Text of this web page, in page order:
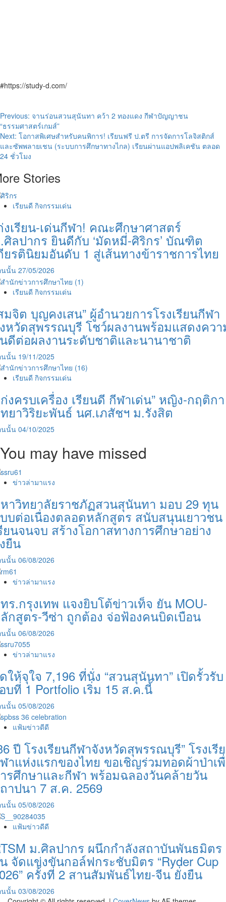
#https://study-d.com/
Post
navigation
Previous: จานร่อนสวนสุนันทา คว้า 2 ทองแดง กีฬาปัญญาชน
“ธรรมศาสตร์เกมส์”
Next: โอกาสพิเศษสำหรับคนพิการ! เรียนฟรี ป.ตรี การจัดการโลจิสติกส์
และซัพพลายเชน (ระบบการศึกษาทางไกล) เรียนผ่านแอปพลิเคชัน ตลอด
24 ชั่วโมง
Stories
เรียนดี กิจกรรมเด่น
งเรียน-เด่นกีฬา! คณะศึกษาศาสตร์
ศิลปากร ยินดีกับ ‘มัดหมี่-ศิริกร’ บัณฑิต
ยรตินิยมอันดับ 1 สู่เส้นทางข้าราชการไทย
นนั้น 27/05/2026
เรียนดี กิจกรรมเด่น
มจิต บุญคงเสน” ผู้อำนวยการโรงเรียนกีฬา
หวัดสุพรรณบุรี โชว์ผลงานพร้อมแสดงคว
ดีต่อผลงานระดับชาติและนานาชาติ
นนั้น 19/11/2025
เรียนดี กิจกรรมเด่น
ก่งครบเครื่อง เรียนดี กีฬาเด่น” หญิง-กฤติกา
ยาวิริยะพันธ์ นศ.เภสัชฯ ม.รังสิต
นนั้น 04/10/2025
You may have missed
ข่าวล่ามาแรง
าวิทยาลัยราชภัฏสวนสุนันทา มอบ 29 ทุน
บต่อเนื่องตลอดหลักสูตร สนับสนุนเยาวชน
ยนจนจบ สร้างโอกาสทางการศึกษาอย่าง
ยืน
นนั้น 06/08/2026
ข่าวล่ามาแรง
ร.กรุงเทพ แจงยิบโต้ข่าวเท็จ ยัน MOU-
กสูตร-วีซ่า ถูกต้อง จ่อฟ้องคนบิดเบือน
นนั้น 06/08/2026
ข่าวล่ามาแรง
ให้จุใจ 7,196 ที่นั่ง “สวนสุนันทา” เปิดรั้วรับ
บที่ 1 Portfolio เริ่ม 15 ส.ค.นี้
นนั้น 05/08/2026
แฟ้มข่าวดีดี
ปี โรงเรียนกีฬาจังหวัดสุพรรณบุรี” โรงเรี
าแห่งแรกของไทย ขอเชิญร่วมทอดผ้าป่าเ
รศึกษาและกีฬา พร้อมฉลองวันคล้ายวัน
าปนา 7 ส.ค. 2569
นนั้น 05/08/2026
แฟ้มข่าวดีดี
ม.ศิลปากร ผนึกกำลังสถาบันพันธมิตร
จัดแข่งขันกอล์ฟกระชับมิตร “Ryder Cup
ครั้งที่ 2 สานสัมพันธ์ไทย-จีน ยั่งยืน
นนั้น 03/08/2026